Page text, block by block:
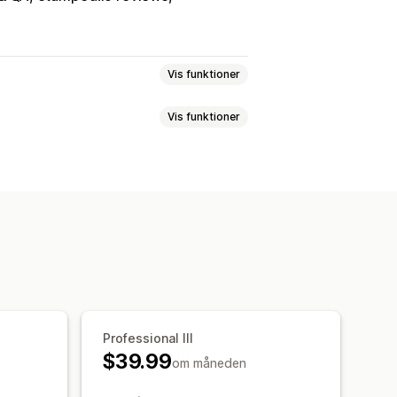
Vis funktioner
Vis funktioner
Professional III
$39.99om måneden